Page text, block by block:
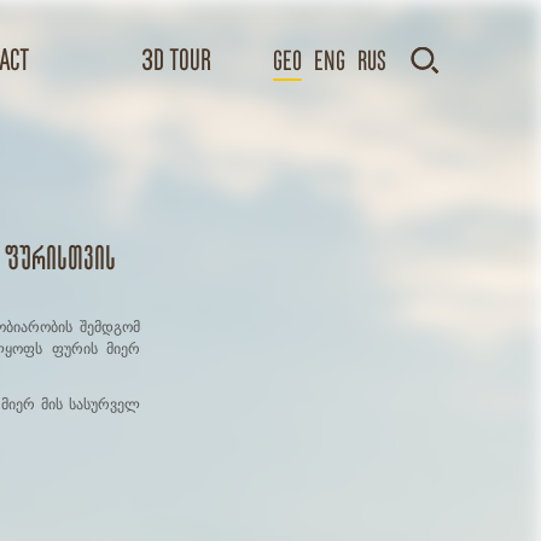
3D TOUR GEO Eng Rus
შემდგომ
ფურის მიერ
მის სასურველ